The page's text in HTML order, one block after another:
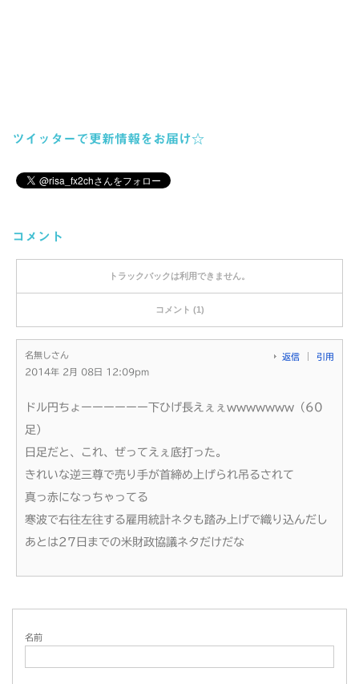
ツイッターで更新情報をお届け☆
コメント
トラックバックは利用できません。
コメント (1)
名無しさん
2014年 2月 08日 12:09pm
返信 引用
ドル円ちょーーーーーー下ひげ長えぇぇwwwwwww（60
足）
日足だと、これ、ぜってえぇ底打った。
きれいな逆三尊で売り手が首締め上げられ吊るされて
真っ赤になっちゃってる
寒波で右往左往する雇用統計ネタも踏み上げで織り込んだし
あとは27日までの米財政協議ネタだけだな
名前